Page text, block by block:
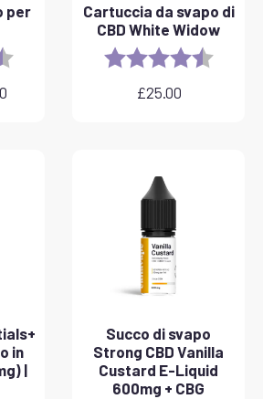
per
4.8 out of 5 stars
Cartuccia da svapo di
CBD White Widow
Rating: 4.6 out
£25.00
in
|
Succo di svapo
Strong CBD Vanilla
Custard E-Liquid
600mg + CBG